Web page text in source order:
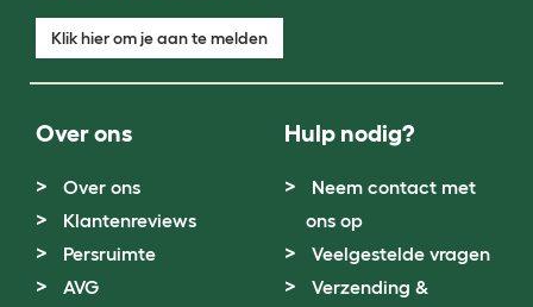
Klik hier om je aan te melden
Over ons
Over ons
Klantenreviews
Persruimte
AVG
Hulp nodig?
Neem contact met
ons op
Veelgestelde vragen
Verzending &